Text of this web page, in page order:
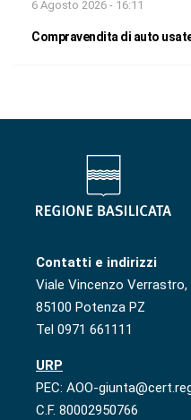
6 Agosto 2026 - 16:11
Compravendita di auto
Contatti e indirizzi
Viale Vincenzo Verrastro,
85100 Potenza PZ
Tel 0971 661111
URP
PEC: AOO-
C.F. 80002950766